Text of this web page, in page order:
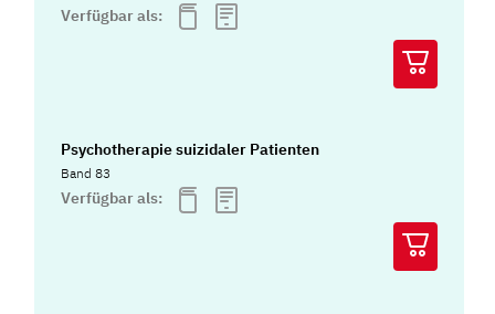
Verfügbar als:
Psychotherapie suizidaler Patienten
Band 83
Verfügbar als: